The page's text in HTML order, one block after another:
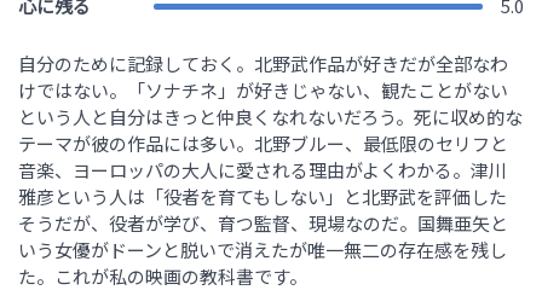
心に残る
5.0
自分のために記録しておく。北野武作品が好きだが全部なわ
けではない。「ソナチネ」が好きじゃない、観たことがない
という人と自分はきっと仲良くなれないだろう。死に収め的な
テーマが彼の作品には多い。北野ブルー、最低限のセリフと
音楽、ヨーロッパの大人に愛される理由がよくわかる。津川
雅彦という人は「役者を育てもしない」と北野武を評価した
そうだが、役者が学び、育つ監督、現場なのだ。国舞亜矢と
いう女優がドーンと脱いで消えたが唯一無二の存在感を残し
た。これが私の映画の教科書です。